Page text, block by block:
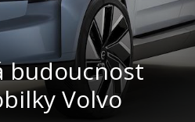
budoucnost
Volvo